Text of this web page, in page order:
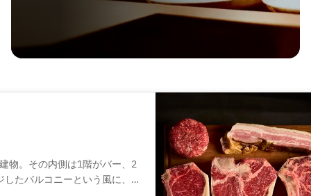
物。その内側は1階がバー、2
たバルコニーという風に、